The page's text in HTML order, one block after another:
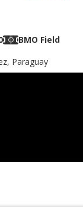
BMO Field
Paraguay